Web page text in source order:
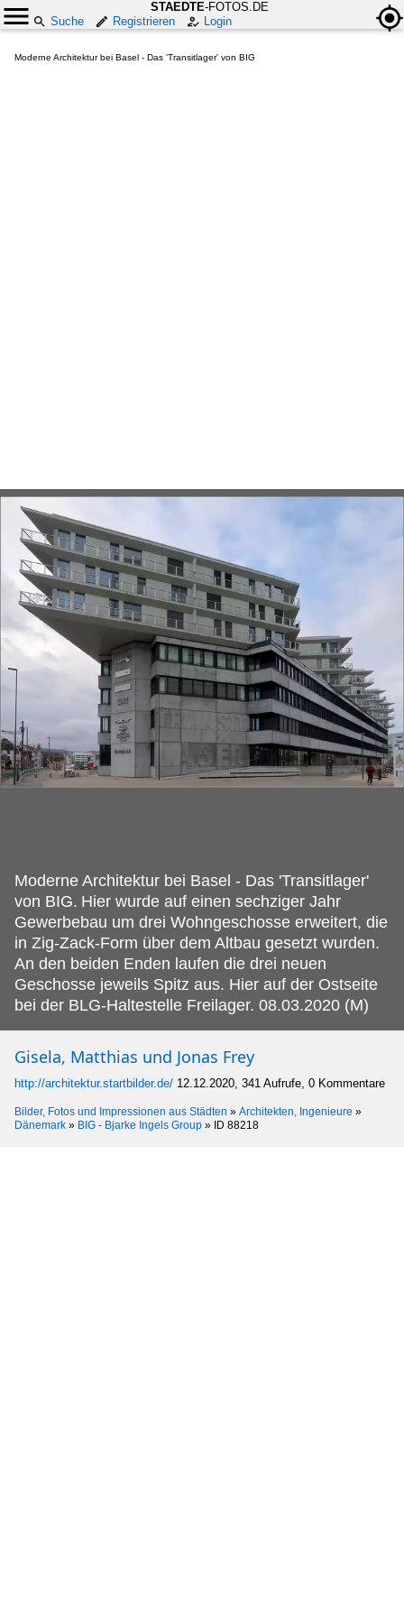
STAEDTE-FOTOS.DE
Suche
Registrieren Login
Moderne Architektur bei Basel - Das 'Transitlager' von BIG
Moderne Architektur bei Basel - Das 'Transitlager'
von BIG. Hier wurde auf einen sechziger Jahr
Gewerbebau um drei Wohngeschosse erweitert, die
in Zig-Zack-Form über dem Altbau gesetzt wurden.
An den beiden Enden laufen die drei neuen
Geschosse jeweils Spitz aus. Hier auf der Ostseite
bei der BLG-Haltestelle Freilager. 08.03.2020 (M)
Gisela, Matthias und Jonas Frey
http://architektur.startbilder.de/ 12.12.2020, 341 Aufrufe, 0 Kommentare
Bilder, Fotos und Impressionen aus Städten » Architekten, Ingenieure »
Dänemark » BIG - Bjarke Ingels Group » ID 88218